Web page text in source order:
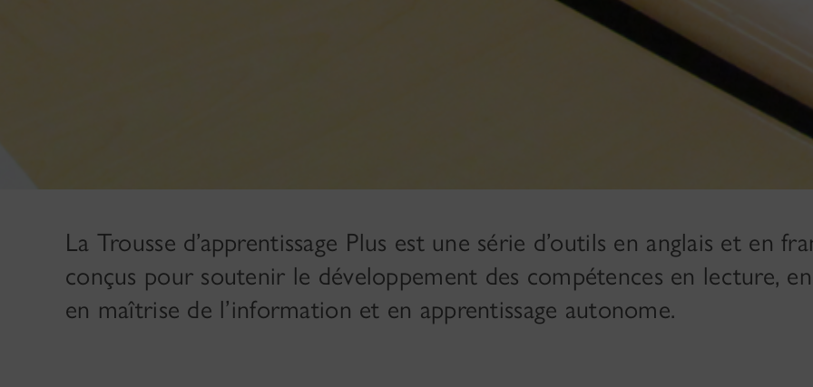
La Trousse d’apprentissage Plus est une série d’outils en anglais et en
conçus pour soutenir le développement des compétences en lecture,
en maîtrise de l’information et en apprentissage autonome.